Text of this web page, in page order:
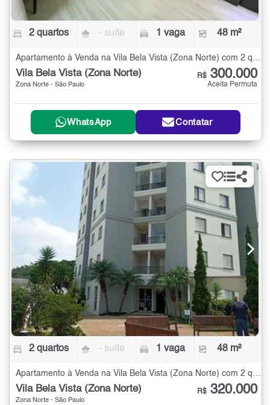
2 quartos - suíte 1 vaga 48 m²
Apartamento à Venda na Vila Bela Vista (Zona Norte) com 2 quartos - 48 m²
Vila Bela Vista (Zona Norte)
Zona Norte - São Paulo
R$ 300.000
Aceita Permuta
WhatsApp Contatar
2 quartos - suíte 1 vaga 48 m²
Apartamento à Venda na Vila Bela Vista (Zona Norte) com 2 quartos - 48 m²
Vila Bela Vista (Zona Norte)
Zona Norte - São Paulo
R$ 320.000